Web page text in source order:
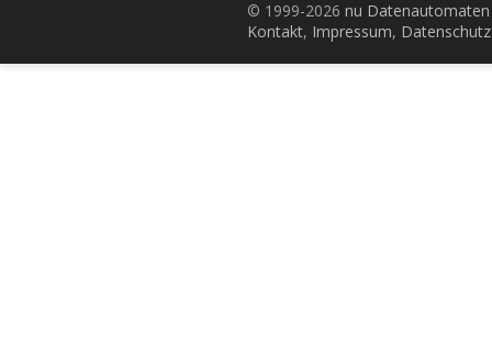
© 1999-2026 nu
Kontakt, Impressum, Datenschutz